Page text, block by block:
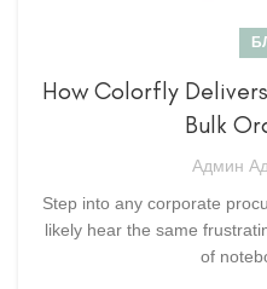
How Colorfly
Bulk
Админ
Step into any corporate
likely hear the same
of